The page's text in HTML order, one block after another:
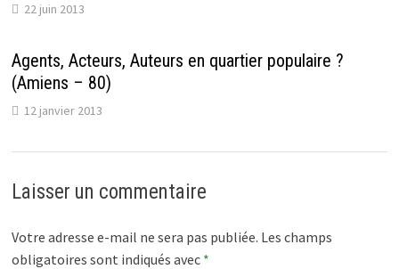
22 juin 2013
Agents, Acteurs, Auteurs en quartier populaire ?
(Amiens – 80)
12 janvier 2013
Laisser un commentaire
Votre adresse e-mail ne sera pas publiée. Les champs
obligatoires sont indiqués avec *